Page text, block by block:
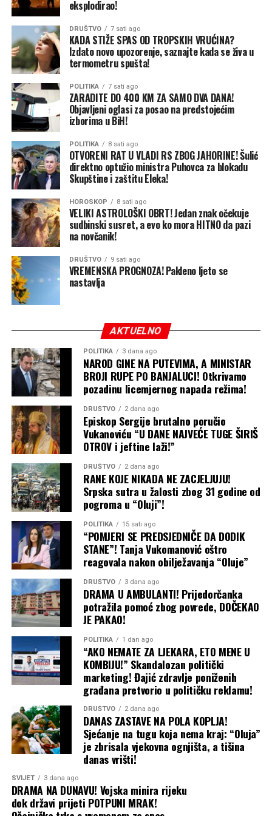
Srpske, naveo je takođe da se za Ždralom intenzivno
traga.
“Želim da poručim građanima Istočnog Sarajeva da će
policija uraditi sve što može u borbi protiv ovog
kriminala na području Istočnog Sarajeva”, rekao je
Budimir.
Zabrinutost građana
Naveo je da policija ovo ne može da završi sama i
govoreći o radu pravosuđu, upitao je zašto neki predmeti
traju po pet godina.
Gradonačelnik Istočnog Sarajeva Ljubiša Ćosić naveo je
da postoji zabrinutost sugrađana.
Podsjetimo, blindirani audi A8, za koji se sumnja da ga je
u nedjelju koristio Đorđe Ždrale, sarajevska policija je
pronašla juče, 4. avgusta, na području Kantona Sarajevo.
Pritom, pripadnici Policijske uprave Istočno Sarajevo
uhapsili Aleksandra Nikolića iz Istočnog Sarajeva zbog
eksplodirao!
DRUŠTVO 7 sati ago
KADA STIŽE SPAS OD TROPSKIH VRUĆINA?
Izdato novo upozorenje, saznajte kada se živa u
termometru spušta!
POLITIKA 7 sati ago
ZARADITE DO 400 KM ZA SAMO DVA DANA!
Objavljeni oglasi za posao na predstojećim
izborima u BiH!
POLITIKA 8 sati ago
OTVORENI RAT U VLADI RS ZBOG JAHORINE! Šulić
direktno optužio ministra Puhovca za blokadu
Skupštine i zaštitu Eleka!
HOROSKOP 8 sati ago
VELIKI ASTROLOŠKI OBRT! Jedan znak očekuje
sudbinski susret, a evo ko mora HITNO da pazi
na novčanik!
DRUŠTVO 9 sati ago
VREMENSKA PROGNOZA! Pakleno ljeto se
nastavlja
AKTUELNO
POLITIKA 3 dana ago
NAROD GINE NA PUTEVIMA, A MINISTAR
BROJI RUPE PO BANJALUCI! Otkrivamo
pozadinu licemjernog napada režima!
DRUŠTVO 2 dana ago
Episkop Sergije brutalno poručio
Vukanoviću “U DANE NAJVEĆE TUGE ŠIRIŠ
OTROV i jeftine laži!”
DRUŠTVO 2 dana ago
RANE KOJE NIKADA NE ZACJELJUJU!
Srpska sutra u žalosti zbog 31 godine od
pogroma u “Oluji”!
POLITIKA 15 sati ago
“POMJERI SE PREDSJEDNIČE DA DODIK
STANE”! Tanja Vukomanović oštro
reagovala nakon obilježavanja “Oluje”
DRUŠTVO 3 dana ago
DRAMA U AMBULANTI! Prijedorčanka
potražila pomoć zbog povrede, DOČEKAO
JE PAKAO!
POLITIKA 1 dan ago
“AKO NEMATE ZA LJEKARA, ETO MENE U
KOMBIJU!” Skandalozan politički
marketing! Đajić zdravlje poniženih
građana pretvorio u političku reklamu!
DRUŠTVO 2 dana ago
DANAS ZASTAVE NA POLA KOPLJA!
Sjećanje na tugu koja nema kraj: “Oluja”
je zbrisala vjekovna ognjišta, a tišina
danas vrišti!
SVIJET 3 dana ago
DRAMA NA DUNAVU! Vojska minira rijeku
dok državi prijeti POTPUNI MRAK!